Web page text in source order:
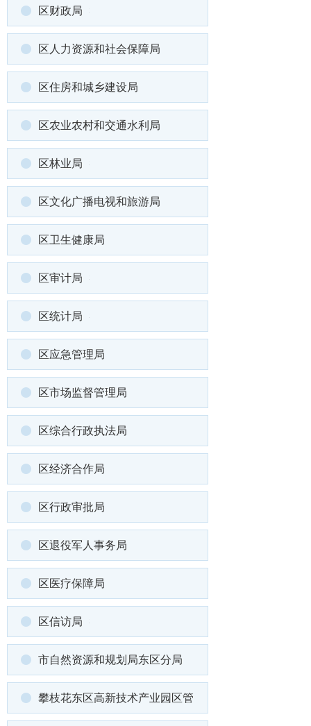
区财政局
区人力资源和社会保障局
区住房和城乡建设局
区农业农村和交通水利局
区林业局
区文化广播电视和旅游局
区卫生健康局
区审计局
区统计局
区应急管理局
区市场监督管理局
区综合行政执法局
区经济合作局
区行政审批局
区退役军人事务局
区医疗保障局
区信访局
市自然资源和规划局东区分局
攀枝花东区高新技术产业园区管